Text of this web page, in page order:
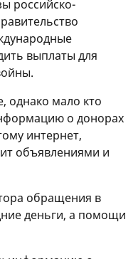
российско-
выплаты для
однако мало кто
о донорах
интернет,
объявлениями и
обращения в
деньги, а помощи